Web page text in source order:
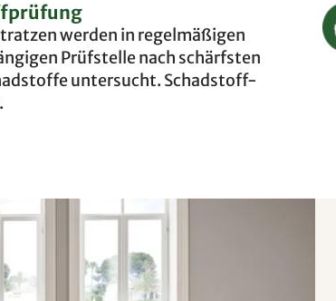
werden in regelmäßigen
Prüfstelle nach schärfsten
untersucht. Schadstoff-